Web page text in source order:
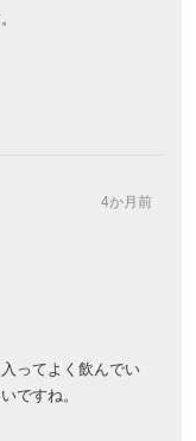
4か月前
ってよく飲んでい
ですね。